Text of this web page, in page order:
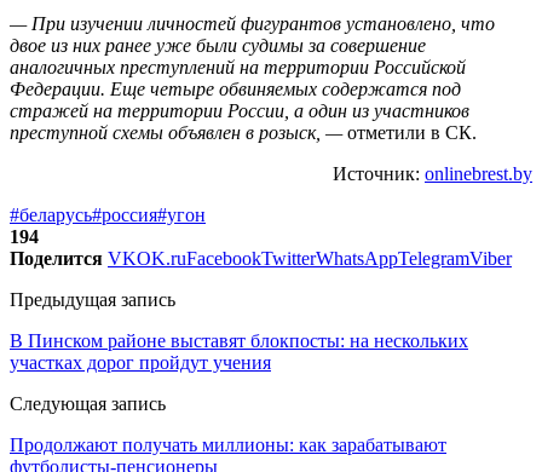
— При изучении личностей фигурантов установлено, что
двое из них ранее уже были судимы за совершение
аналогичных преступлений на территории Российской
Федерации. Еще четыре обвиняемых содержатся под
стражей на территории России, а один из участников
преступной схемы объявлен в розыск, —отметили в СК.
Источник: onlinebrest.by
#беларусь#россия#угон
194
Поделится VKOK.ruFacebookTwitterWhatsAppTelegramViber
Предыдущая запись
В Пинском районе выставят блокпосты: на нескольких
участках дорог пройдут учения
Следующая запись
Продолжают получать миллионы: как зарабатывают
футболисты-пенсионеры